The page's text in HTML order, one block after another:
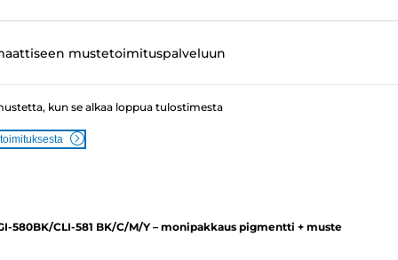
mustetoimituspalveluun
kun se alkaa loppua tulostimesta
580BK/CLI-581 BK/C/M/Y – monipakkaus pigmentti + muste